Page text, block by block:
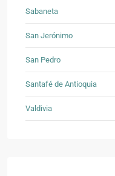
Sabaneta
San Jerónimo
San Pedro
Santafé de Antioquia
Valdivia